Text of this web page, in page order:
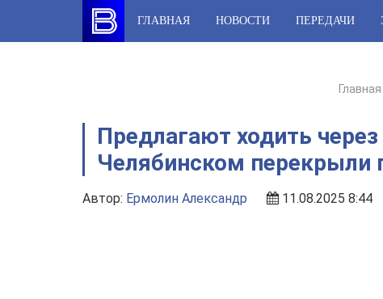
content
ГЛАВНАЯ НОВОСТИ ПЕРЕДАЧИ
Главная
Предлагают ходить
Челябинском перекрыли
Автор: Ермолин Александр 11.08.2025 8:44